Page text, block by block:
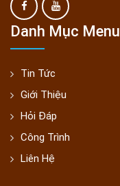
Danh Mục Menu
Tin Tức
Giới Thiệu
Hỏi Đáp
Công Trình
Liên Hệ